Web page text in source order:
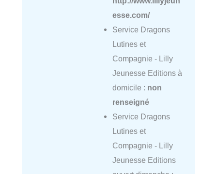
esse.com/
Service Dragons
Lutines et
Compagnie - Lilly
Jeunesse Editions à
domicile : non
renseigné
Service Dragons
Lutines et
Compagnie - Lilly
Jeunesse Editions